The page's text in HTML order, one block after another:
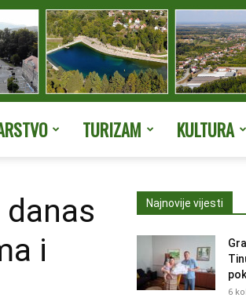
TURIZAM KULTURA
i
Najnovije vijesti
6